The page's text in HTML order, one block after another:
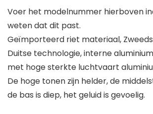
Voer het modelnummer hierboven
weten dat dit past.
Geïmporteerd riet materiaal,
Duitse technologie, interne
met hoge sterkte luchtvaart
De hoge tonen zijn helder, de
de bas is diep, het geluid is gevoelig.